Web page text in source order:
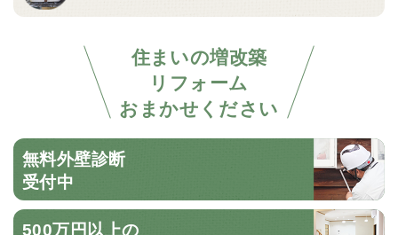
住まいの増改築
リフォーム
おまかせください
無料外壁診断
受付中
500万円以上の